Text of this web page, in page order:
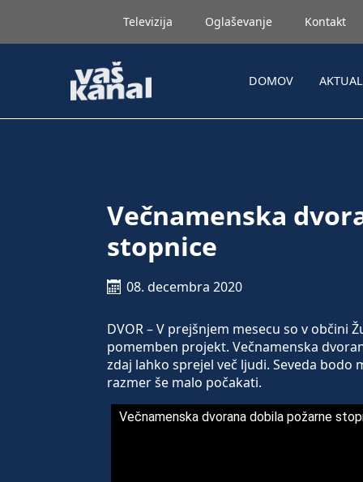
Televizija Oglaševanje Kontakt
DOMOV
Večnamenska
stopnice
08. decembra 2020
DVOR – V prejšnjem mesecu so v občini
pomemben projekt. Večnamenska
zdaj lahko sprejel več ljudi. Seveda
razmer še malo počakati.
Večnamenska dvorana dobila požarne